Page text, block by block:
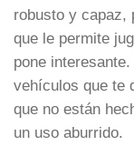
robusto y capaz,
que le permite
pone
vehículos que te
que no están
un uso aburrido.